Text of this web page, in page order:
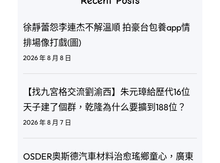
徐靜蕾怨李連杰不解溫順 拍豪台包養app情
排場像打戲(圖)
2026 年 8 月 8 日
【找九宮格交流劉渝西】朱元璋給歷代16位
天子建了個群，乾隆為什么要擴到188位？
2026 年 8 月 7 日
OSDER奧斯德汽車材料治愈瑤鄉童心，廣東